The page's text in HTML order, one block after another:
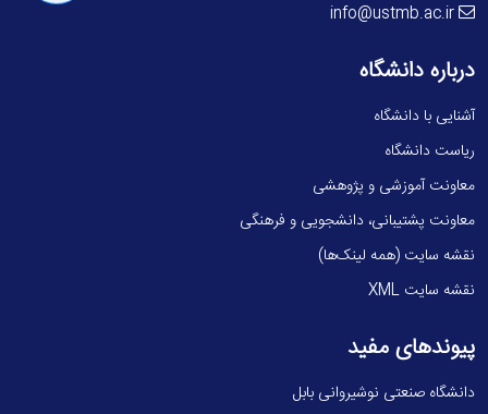
info@ustmb.ac.ir
درباره دانشگاه
آشنایی با دانشگاه
ریاست دانشگاه
معاونت آموزشی و پژوهشی
معاونت پشتیبانی، دانشجویی و فرهنگی
نقشه سایت (همه لینک‌ها)
نقشه سایت XML
پیوندهای مفید
دانشگاه صنعتی نوشیروانی بابل